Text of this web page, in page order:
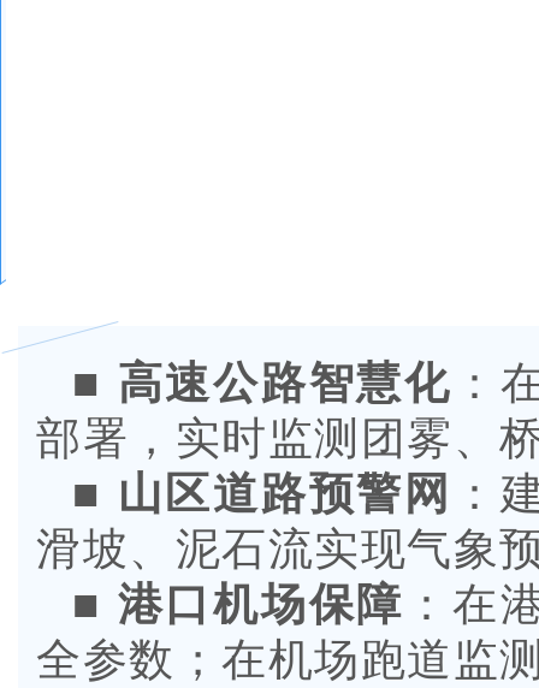
■ 高速公路智慧化 ：
部署，实时监测团雾、
■ 山区道路预警网
：
滑坡、泥石流实现气象
■ 港口机场保障 ：在
全参数；在机场跑道监